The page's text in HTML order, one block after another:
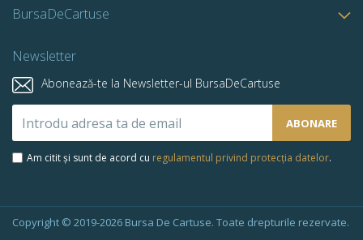
BursaDeCartuse
Newsletter
Abonează-te la Newsletter-ul BursaDeCartuse
la
newsletter-
ABONARE
Am citit și sunt de acord cu regulamentul privind protecția datelor.
Copyright © 2019-2026 Bursa De Cartuse. Toate drepturile rezervate.